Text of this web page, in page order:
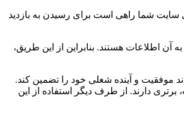
سایت شما راهی است برای رسیدن به بازدید
آن اطلاعات هستند. بنابراین از این طریق،
موفقیت و آینده شغلی خود را تضمین کند.
دارند. از طرف دیگر استفاده از این